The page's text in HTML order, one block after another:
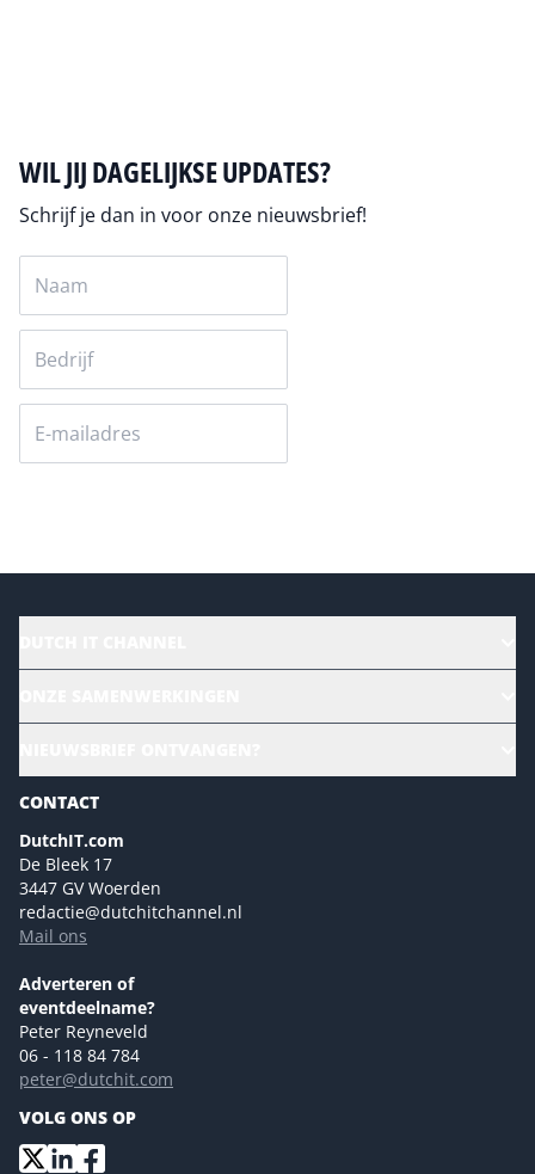
WIL JIJ DAGELIJKSE UPDATES?
Schrijf je dan in voor onze nieuwsbrief!
Magazines
Marketingmogelijkheden 2026
Eventmogelijkheden 2026
Advertising opportunities 2026 ENG
Event opportunities 2026 ENG
NL Digital
Versturen
CONTACT
DutchIT.com
De Bleek 17
3447 GV Woerden
redactie@dutchitchannel.nl
Mail ons
Adverteren of
eventdeelname?
Peter Reyneveld
06 - 118 84 784
peter@dutchit.com
VOLG ONS OP